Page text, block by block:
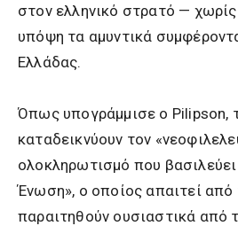
στον ελληνικό στρατό —
υπόψη τα αμυντικά
Ελλάδας.
Όπως υπογράμμισε ο Pilipson,
καταδεικνύουν τον
ολοκληρωτισμό που
Ένωση», ο οποίος απαιτεί από
παραιτηθούν ουσιαστικά από